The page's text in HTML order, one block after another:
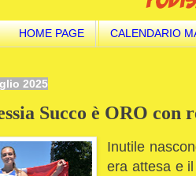
HOME PAGE CALENDARIO
2025
Succo è ORO con
Inutile
era attesa e